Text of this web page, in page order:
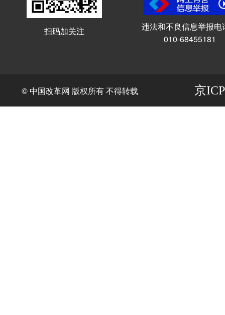
扫码加关注
违法和不良信息举报电
010-68455181
© 中国改革网 版权所有 不得转载 京